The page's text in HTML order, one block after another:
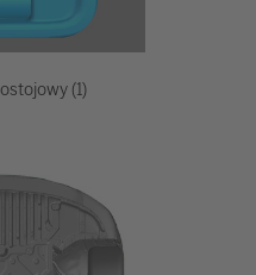
(1)